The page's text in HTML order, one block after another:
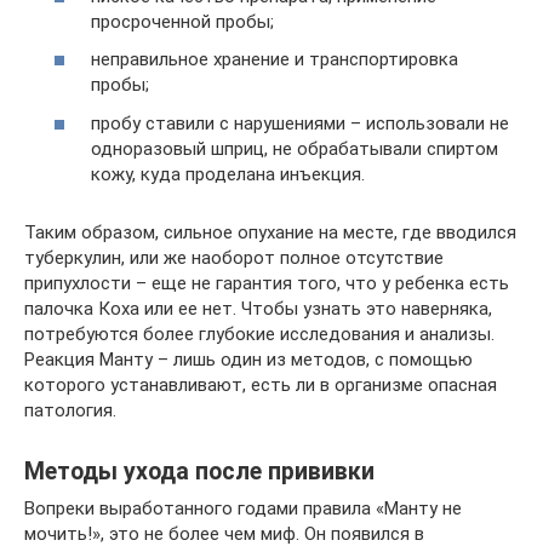
просроченной пробы;
неправильное хранение и транспортировка
пробы;
пробу ставили с нарушениями – использовали не
одноразовый шприц, не обрабатывали спиртом
кожу, куда проделана инъекция.
Таким образом, сильное опухание на месте, где вводился
туберкулин, или же наоборот полное отсутствие
припухлости – еще не гарантия того, что у ребенка есть
палочка Коха или ее нет. Чтобы узнать это наверняка,
потребуются более глубокие исследования и анализы.
Реакция Манту – лишь один из методов, с помощью
которого устанавливают, есть ли в организме опасная
патология.
Методы ухода после прививки
Вопреки выработанного годами правила «Манту не
мочить!», это не более чем миф. Он появился в